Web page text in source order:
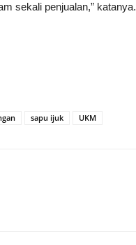
sekali penjualan,” katanya.
sapu ijuk UKM